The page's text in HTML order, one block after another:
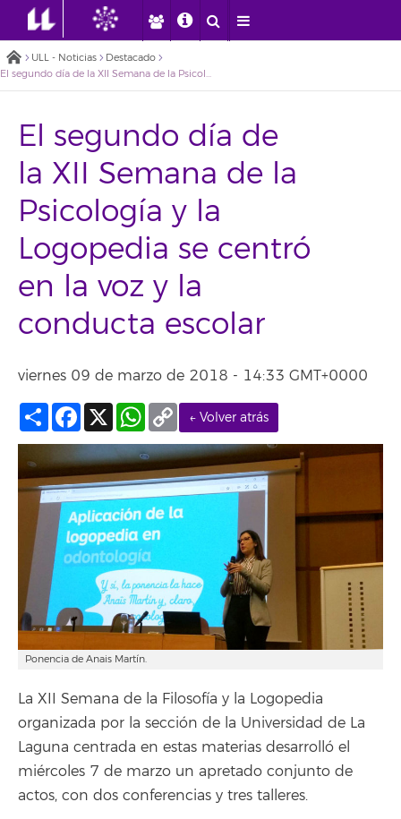
ULL - Noticias
Destacado
El segundo día de la XII Semana de la Psicología y la Logopedia se centró en la voz y la conducta escolar
El segundo día de
la XII Semana de la
Psicología y la
Logopedia se centró
en la voz y la
conducta escolar
viernes 09 de marzo de 2018 - 14:33 GMT+0000
← Volver atrás
Compartir
Facebook
X WhatsApp
Copy
Link
Ponencia de Anais Martín.
La XII Semana de la Filosofía y la Logopedia
organizada por la sección de la Universidad de La
Laguna centrada en estas materias desarrolló el
miércoles 7 de marzo un apretado conjunto de
actos, con dos conferencias y tres talleres.